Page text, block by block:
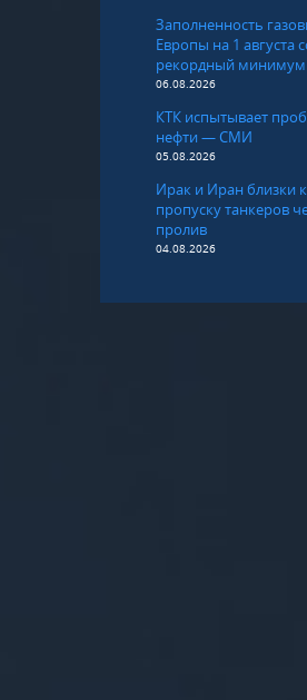
Заполненность
Европы на 1 августа
рекордный минимум
06.08.2026
КТК испытывает
нефти — СМИ
05.08.2026
Ирак и Иран близки
пропуску танкеров
пролив
04.08.2026